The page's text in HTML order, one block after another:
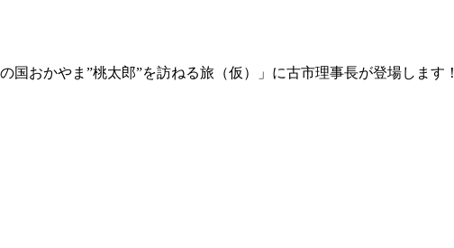
おかやま”桃太郎”を訪ねる旅（仮）」に古市理事長が登場します！